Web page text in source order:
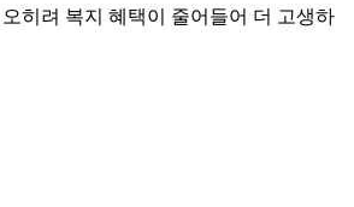
히려 복지 혜택이 줄어들어 더 고생하